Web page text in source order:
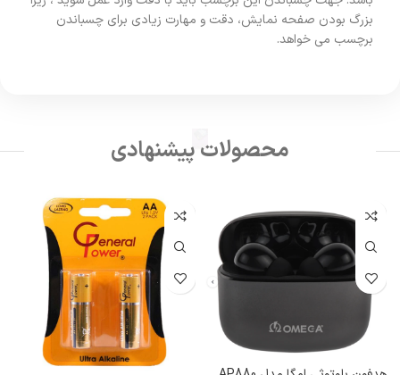
بزرگ بودن صفحه نمایش، دقت و مهارت زیادی برای چسباندن
برچسب می خواهد.
محصولات پیشنهادی